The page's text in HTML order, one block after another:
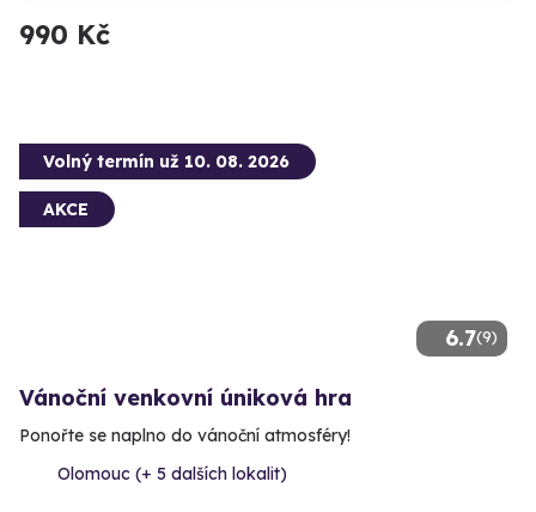
990 Kč
6.7(9)
Volný termín už 10. 08. 2026
AKCE
Vánoční venkovní úniková hra
Ponořte se naplno do vánoční atmosféry!
Olomouc (+ 5 dalších lokalit)